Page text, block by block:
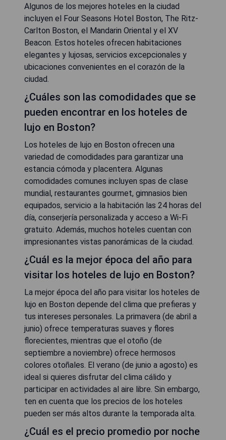
Algunos de los mejores hoteles en la ciudad
incluyen el Four Seasons Hotel Boston, The Ritz-
Carlton Boston, el Mandarin Oriental y el XV
Beacon. Estos hoteles ofrecen habitaciones
elegantes y lujosas, servicios excepcionales y
ubicaciones convenientes en el corazón de la
ciudad.
¿Cuáles son las comodidades que se
pueden encontrar en los hoteles de
lujo en Boston?
Los hoteles de lujo en Boston ofrecen una
variedad de comodidades para garantizar una
estancia cómoda y placentera. Algunas
comodidades comunes incluyen spas de clase
mundial, restaurantes gourmet, gimnasios bien
equipados, servicio a la habitación las 24 horas del
día, conserjería personalizada y acceso a Wi-Fi
gratuito. Además, muchos hoteles cuentan con
impresionantes vistas panorámicas de la ciudad.
¿Cuál es la mejor época del año para
visitar los hoteles de lujo en Boston?
La mejor época del año para visitar los hoteles de
lujo en Boston depende del clima que prefieras y
tus intereses personales. La primavera (de abril a
junio) ofrece temperaturas suaves y flores
florecientes, mientras que el otoño (de
septiembre a noviembre) ofrece hermosos
colores otoñales. El verano (de junio a agosto) es
ideal si quieres disfrutar del clima cálido y
participar en actividades al aire libre. Sin embargo,
ten en cuenta que los precios de los hoteles
pueden ser más altos durante la temporada alta.
¿Cuál es el precio promedio por noche